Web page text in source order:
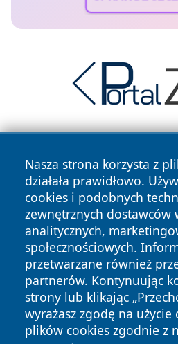
Nasza strona korzysta z
działała prawidłowo.
cookies i podobnych
zewnętrznych dostawców
analitycznych,
społecznościowych.
przetwarzane również
partnerów. Kontynuując
strony lub klikając
wyrażasz zgodę na
plików cookies zgodnie z
Copyright © 2026 terazgniezno.pl
zastrzeżone.
News Autorzy
Polityka
Prywatności